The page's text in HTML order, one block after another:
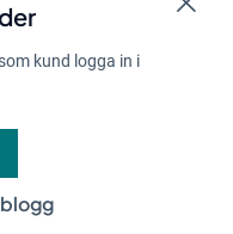
kund logga in i